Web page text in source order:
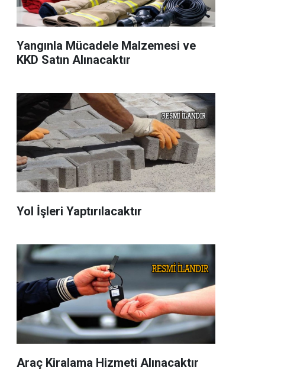
Yangınla Mücadele Malzemesi ve
KKD Satın Alınacaktır
Yol İşleri Yaptırılacaktır
Araç Kiralama Hizmeti Alınacaktır